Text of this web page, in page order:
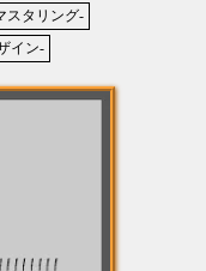
スタリング-
イン-